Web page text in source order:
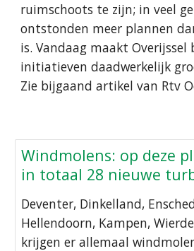
ruimschoots te zijn; in veel
ontstonden meer plannen
is. Vandaag maakt Overijssel
initiatieven daadwerkelijk
Zie bijgaand artikel van Rtv
Windmolens: op deze
in totaal 28 nieuwe
Deventer, Dinkelland,
Hellendoorn, Kampen,
krijgen er allemaal